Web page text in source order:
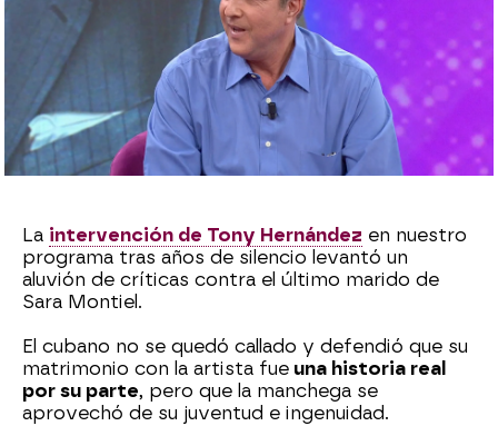
Sara Ruiz
Publicado:20 de mayo de 2024, 19:53
WhatsappFacebook
X Flipboard
La intervención de Tony Hernández en nuestro
programa tras años de silencio levantó un
aluvión de críticas contra el último marido de
Sara Montiel.
El cubano no se quedó callado y defendió que su
matrimonio con la artista fue una historia real
por su parte, pero que la manchega se
aprovechó de su juventud e ingenuidad.